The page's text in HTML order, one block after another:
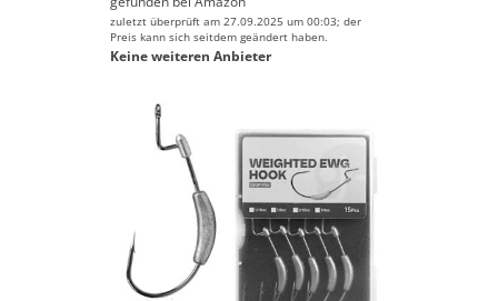
zuletzt überprüft am 27.09.2025 um 00:03; der
Preis kann sich seitdem geändert haben.
Keine weiteren Anbieter